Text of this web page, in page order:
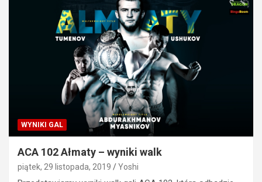
WYNIKI GAL
ACA 102 Ałmaty – wyniki walk
piątek, 29 listopada, 2019 Yoshi